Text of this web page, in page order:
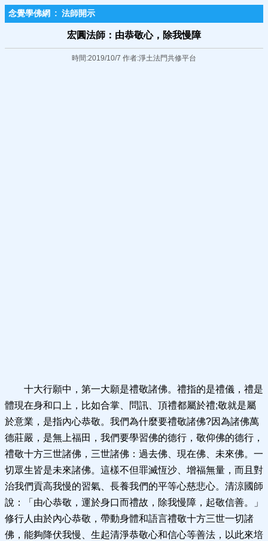
念覺學佛網 : 法師開示
宏圓法師：由恭敬心，除我慢障
時間:2019/10/7 作者:淨土法門共修平台
十大行願中，第一大願是禮敬諸佛。禮指的是禮儀，禮是
體現在身和口上，比如合掌、問訊、頂禮都屬於禮;敬就是屬
於意業，是指內心恭敬。我們為什麼要禮敬諸佛?因為諸佛萬
德莊嚴，是無上福田，我們要學習佛的德行，敬仰佛的德行，
禮敬十方三世諸佛，三世諸佛：過去佛、現在佛、未來佛。一
切眾生皆是未來諸佛。這樣不但罪滅恆沙、增福無量，而且對
治我們貢高我慢的習氣、長養我們的平等心慈悲心。清涼國師
說：「由心恭敬，運於身口而禮故，除我慢障，起敬信善。」
修行人由於內心恭敬，帶動身體和語言禮敬十方三世一切諸
佛，能夠降伏我慢、生起清淨恭敬心和信心等善法，以此來培